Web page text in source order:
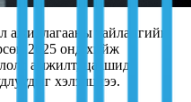
ажиллагааны тайлангийн
2025 онд хийж
амжилт, цаашид
хэлэлцлээ.